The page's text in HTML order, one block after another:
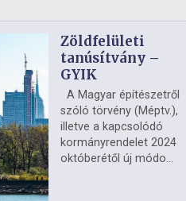
Zöldfelületi
tanúsítvány –
GYIK
A Magyar építészetről
szóló törvény (Méptv.),
illetve a kapcsolódó
kormányrendelet 2024
októberétől új módo...